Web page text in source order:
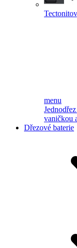
menu
vaničkou
Dřezové baterie